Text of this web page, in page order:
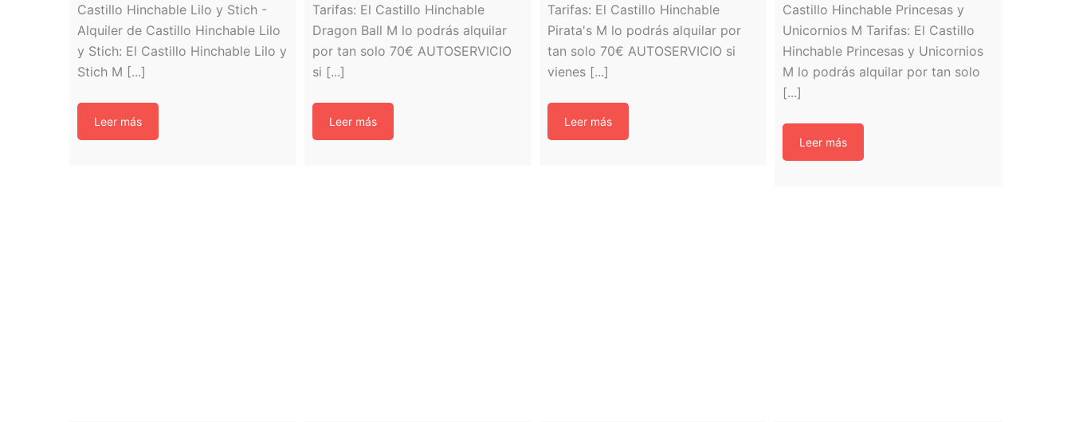
Castillo Hinchable Lilo y Stich -
Alquiler de Castillo Hinchable Lilo
y Stich: El Castillo Hinchable Lilo y
Stich M [...]
Leer más
Tarifas: El Castillo Hinchable
Dragon Ball M lo podrás alquilar
por tan solo 70€ AUTOSERVICIO
si [...]
Leer más
Tarifas: El Castillo Hinchable
Pirata's M lo podrás alquilar por
tan solo 70€ AUTOSERVICIO si
vienes [...]
Leer más
Castillo Hinchable Princesas y
Unicornios M Tarifas: El Castillo
Hinchable Princesas y Unicornios
M lo podrás alquilar por tan solo
[...]
Leer más